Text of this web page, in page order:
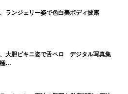
ランジェリー姿で色白美ボディ披露
大胆ビキニ姿で舌ペロ デジタル写真集
極…